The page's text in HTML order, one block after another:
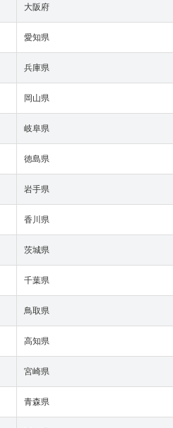
大阪府
愛知県
兵庫県
岡山県
岐阜県
徳島県
岩手県
香川県
茨城県
千葉県
鳥取県
高知県
宮崎県
青森県